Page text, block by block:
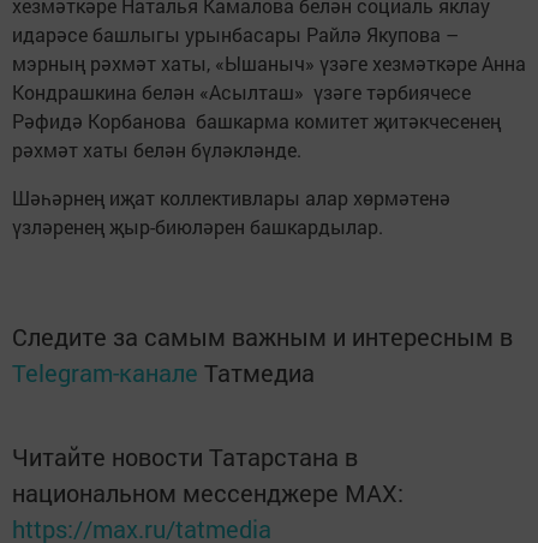
хезмәткәре Наталья Камалова белән социаль яклау
идарәсе башлыгы урынбасары Райлә Якупова –
мэрның рәхмәт хаты, «Ышаныч» үзәге хезмәткәре Анна
Кондрашкина белән «Асылташ» үзәге тәрбиячесе
Рәфидә Корбанова башкарма комитет җитәкчесенең
рәхмәт хаты белән бүләкләнде.
Шәһәрнең иҗат коллективлары алар хөрмәтенә
үзләренең җыр-биюләрен башкардылар.
Следите за самым важным и интересным в
Telegram-канале Татмедиа
Читайте новости Татарстана в
национальном мессенджере MАХ:
https://max.ru/tatmedia